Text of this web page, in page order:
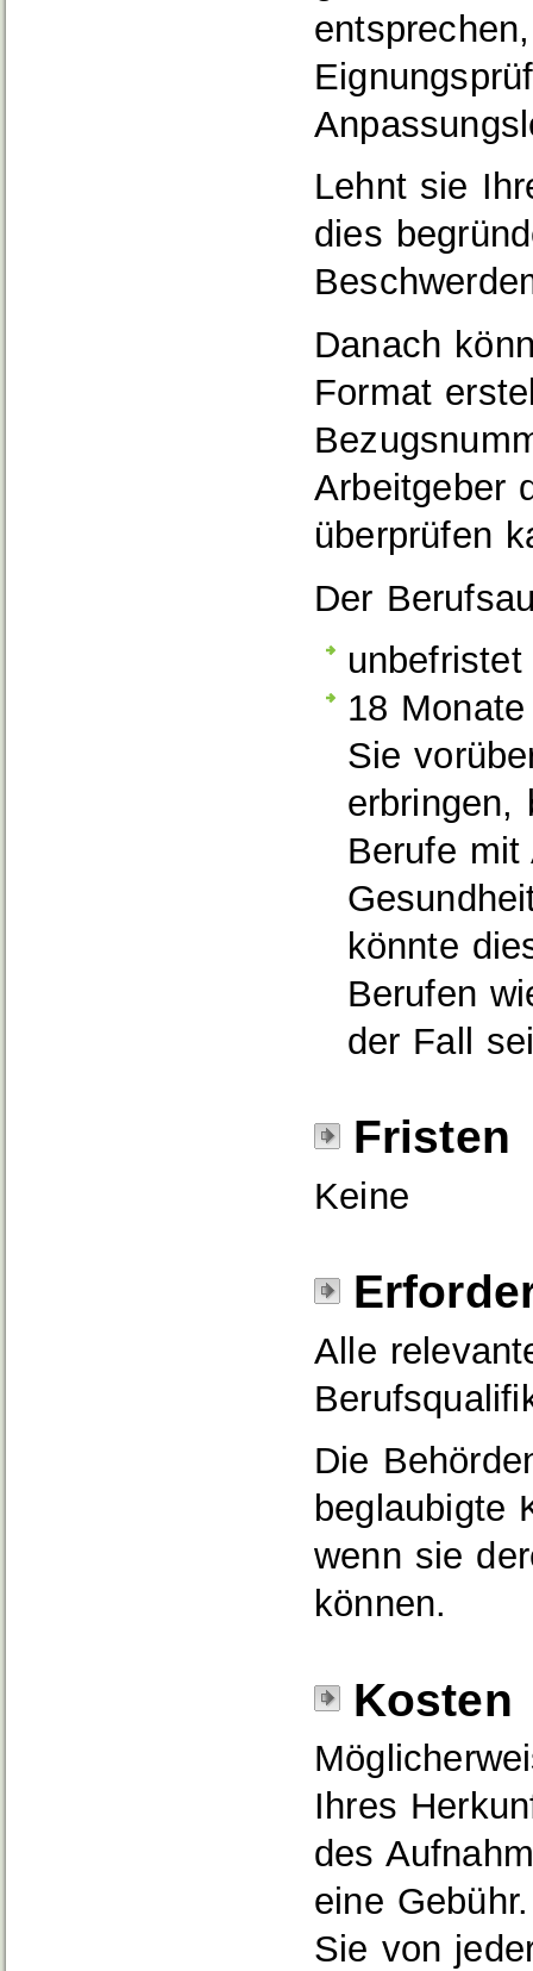
Lehnt sie
dies
Danach
Format
Arbeitgeber
überprüfen
Der
18
Sie
erbringen,
Berufe
könnte
Berufen
der Fall
Fristen
Keine
Alle
Die
beglaubigte
wenn sie
können.
Kosten
Ihres
des
eine
Sie von